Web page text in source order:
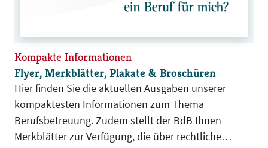
Kompakte Informationen
Flyer, Merkblätter, Plakate & Broschüren
Hier finden Sie die aktuellen Ausgaben unserer
kompaktesten Informationen zum Thema
Berufsbetreuung. Zudem stellt der BdB Ihnen
Merkblätter zur Verfügung, die über rechtliche